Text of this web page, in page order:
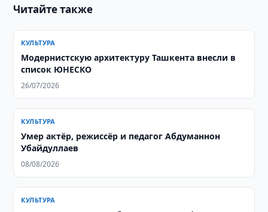
Читайте также
КУЛЬТУРА
Модернистскую архитектуру Ташкента внесли в
список ЮНЕСКО
26/07/2026
КУЛЬТУРА
Умер актёр, режиссёр и педагог Абдуманнон
Убайдуллаев
08/08/2026
КУЛЬТУРА